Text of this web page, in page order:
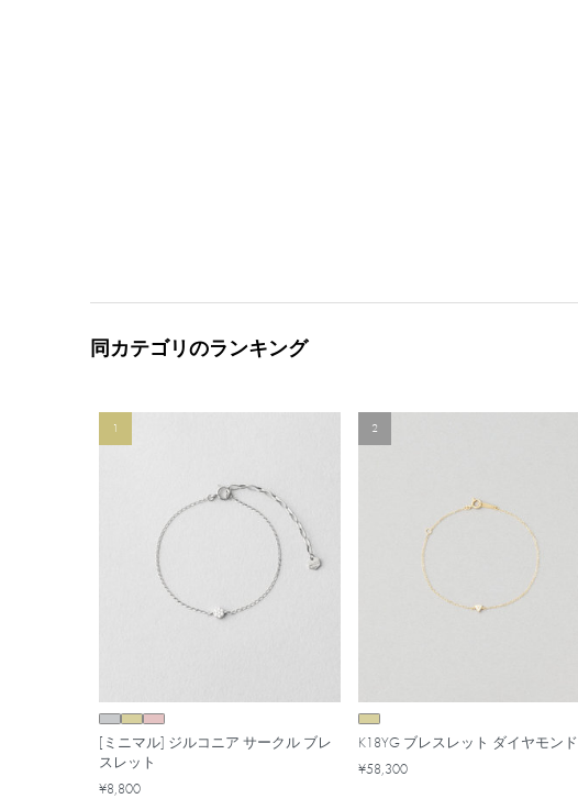
同カテゴリのランキング
1
[ミニマル] ジルコニア サークル ブレ
スレット
¥8,800
2
K18YG ブレスレット ダイヤモンド
¥58,300